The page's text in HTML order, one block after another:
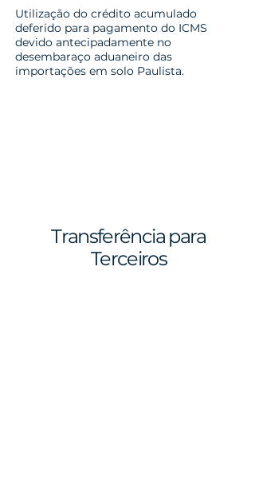
Utilização do crédito acumulado
deferido para pagamento do ICMS
devido antecipadamente no
desembaraço aduaneiro das
importações em solo Paulista.
Transferência para
Terceiros